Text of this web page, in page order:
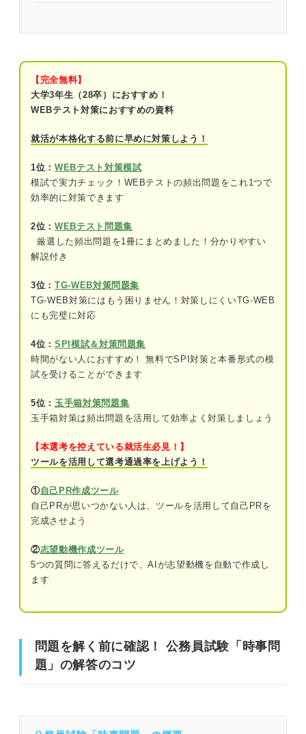
公務員試験「時事問題」の予想問題40問｜山田さ
んによる解説付き！
問題1（難易度：★★☆☆☆）
問題4（難易度：★★☆☆☆）
問題6（難易度：★★☆☆☆）
問題8（難易度：★★★☆☆）
問題10（難易度：★★★☆☆）
問題11（難易度：★★★☆☆）
問題12（難易度：★★★☆☆）
問題14（難易度：★★★☆☆）
問題16（難易度：★★★☆☆）
問題18（難易度：★★★☆☆）
問題21（難易度：★★★★☆）
問題24（難易度：★★★★☆）
【完全無料】
大学3年生（28卒）におすすめ！
WEBテスト対策におすすめの資料
就活が本格化する前に早めに対策しよう！
1位： WEBテスト対策模試
模試で実力チェック！WEBテストの頻出問題をこれ1つで
効率的に対策できます
2位： WEBテスト問題集
厳選した頻出問題を1冊にまとめました！分かりやすい
解説付き
3位： TG-WEB対策問題集
TG-WEB対策にはもう困りません！対策しにくいTG-WEB
にも完璧に対応
4位： SPI模試＆対策問題集
時間がない人におすすめ！ 無料でSPI対策と本番形式の模
試を受けることができます
5位： 玉手箱対策問題集
玉手箱対策は頻出問題を活用して効率よく対策しましょう
【本選考を控えている就活生必見！】
ツールを活用して選考通過率を上げよう！
①自己PR作成ツール
自己PRが思いつかない人は、ツールを活用して自己PRを
完成させよう
②志望動機作成ツール
5つの質問に答えるだけで、AIが志望動機を自動で作成し
ます
問題を解く前に確認！ 公務員試験「時事問
題」の解答のコツ
公務員試験「時事問題」の予想問題40問｜山田さんによる
解説付き！
問題1（難易度：★★☆☆☆）